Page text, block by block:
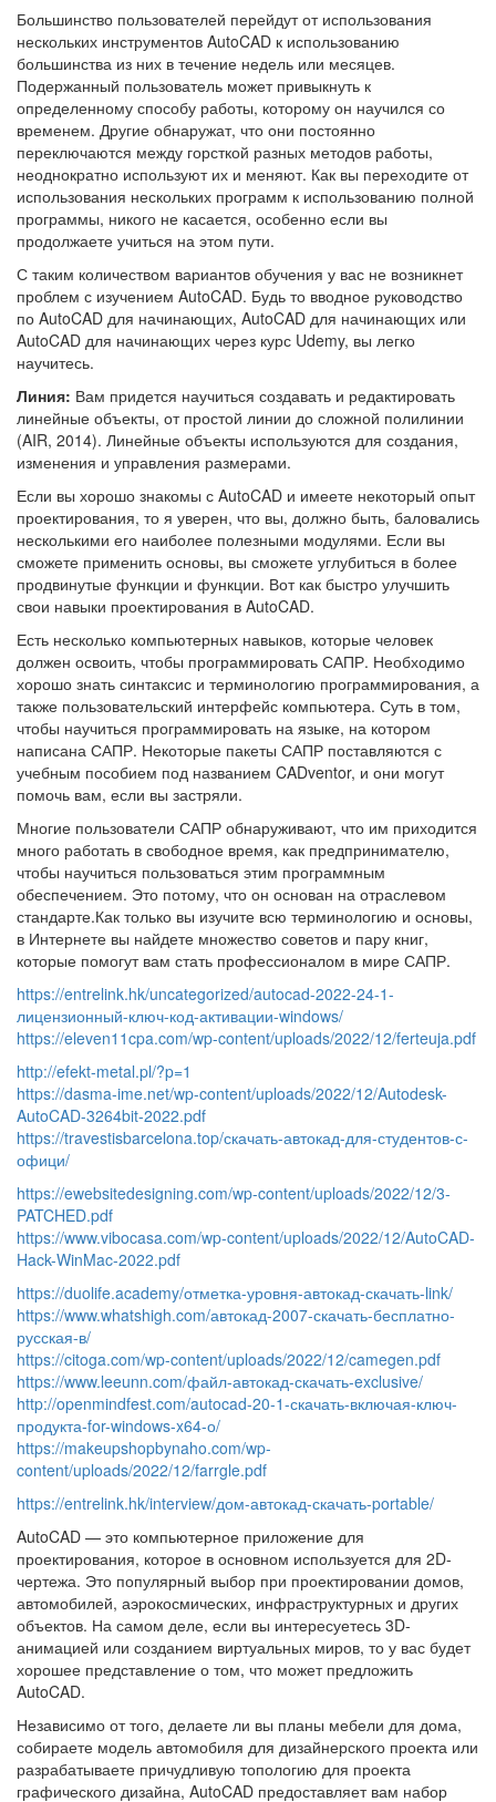
Большинство пользователей перейдут от использования
нескольких инструментов AutoCAD к использованию
большинства из них в течение недель или месяцев.
Подержанный пользователь может привыкнуть к
определенному способу работы, которому он научился со
временем. Другие обнаружат, что они постоянно
переключаются между горсткой разных методов работы,
неоднократно используют их и меняют. Как вы переходите от
использования нескольких программ к использованию полной
программы, никого не касается, особенно если вы
продолжаете учиться на этом пути.
С таким количеством вариантов обучения у вас не возникнет
проблем с изучением AutoCAD. Будь то вводное руководство
по AutoCAD для начинающих, AutoCAD для начинающих или
AutoCAD для начинающих через курс Udemy, вы легко
научитесь.
Линия: Вам придется научиться создавать и редактировать
линейные объекты, от простой линии до сложной полилинии
(AIR, 2014). Линейные объекты используются для создания,
изменения и управления размерами.
Если вы хорошо знакомы с AutoCAD и имеете некоторый опыт
проектирования, то я уверен, что вы, должно быть, баловались
несколькими его наиболее полезными модулями. Если вы
сможете применить основы, вы сможете углубиться в более
продвинутые функции и функции. Вот как быстро улучшить
свои навыки проектирования в AutoCAD.
Есть несколько компьютерных навыков, которые человек
должен освоить, чтобы программировать САПР. Необходимо
хорошо знать синтаксис и терминологию программирования, а
также пользовательский интерфейс компьютера. Суть в том,
чтобы научиться программировать на языке, на котором
написана САПР. Некоторые пакеты САПР поставляются с
учебным пособием под названием CADventor, и они могут
помочь вам, если вы застряли.
Многие пользователи САПР обнаруживают, что им приходится
много работать в свободное время, как предпринимателю,
чтобы научиться пользоваться этим программным
обеспечением. Это потому, что он основан на отраслевом
стандарте.Как только вы изучите всю терминологию и основы,
в Интернете вы найдете множество советов и пару книг,
которые помогут вам стать профессионалом в мире САПР.
https://entrelink.hk/uncategorized/autocad-2022-24-1-
лицензионный-ключ-код-активации-windows/
https://eleven11cpa.com/wp-content/uploads/2022/12/ferteuja.pdf
http://efekt-metal.pl/?p=1
https://dasma-ime.net/wp-content/uploads/2022/12/Autodesk-
AutoCAD-3264bit-2022.pdf
https://travestisbarcelona.top/скачать-автокад-для-студентов-с-
офици/
https://ewebsitedesigning.com/wp-content/uploads/2022/12/3-
PATCHED.pdf
https://www.vibocasa.com/wp-content/uploads/2022/12/AutoCAD-
Hack-WinMac-2022.pdf
https://duolife.academy/отметка-уровня-автокад-скачать-link/
https://www.whatshigh.com/автокад-2007-скачать-бесплатно-
русская-в/
https://citoga.com/wp-content/uploads/2022/12/camegen.pdf
https://www.leeunn.com/файл-автокад-скачать-exclusive/
http://openmindfest.com/autocad-20-1-скачать-включая-ключ-
продукта-for-windows-x64-о/
https://makeupshopbynaho.com/wp-
content/uploads/2022/12/farrgle.pdf
https://entrelink.hk/interview/дом-автокад-скачать-portable/
AutoCAD — это компьютерное приложение для
проектирования, которое в основном используется для 2D-
чертежа. Это популярный выбор при проектировании домов,
автомобилей, аэрокосмических, инфраструктурных и других
объектов. На самом деле, если вы интересуетесь 3D-
анимацией или созданием виртуальных миров, то у вас будет
хорошее представление о том, что может предложить
AutoCAD.
Независимо от того, делаете ли вы планы мебели для дома,
собираете модель автомобиля для дизайнерского проекта или
разрабатываете причудливую топологию для проекта
графического дизайна, AutoCAD предоставляет вам набор